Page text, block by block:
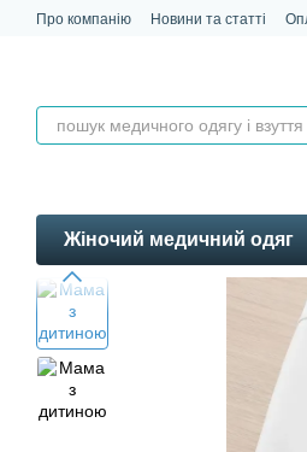
Перейти до основного контенту
Про компанію Новини та статті
Жіночий медичний одяг